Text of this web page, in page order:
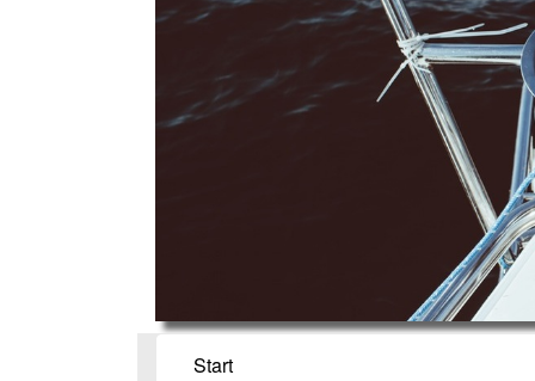
Start